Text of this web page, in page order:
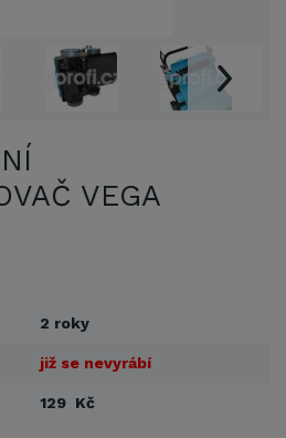
VEGA
2 roky
již se nevyrábí
129 Kč